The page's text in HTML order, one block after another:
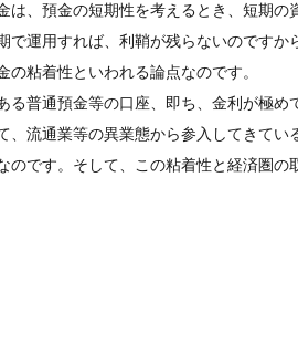
、預金の短期性を考えるとき、短期の
運用すれば、利鞘が残らないのですか
粘着性といわれる論点なのです。
普通預金等の口座、即ち、金利が極め
流通業等の異業態から参入してきてい
です。そして、この粘着性と経済圏の